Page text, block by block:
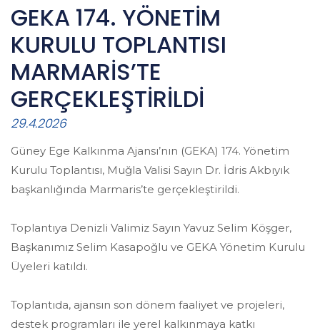
GEKA 174. YÖNETİM
KURULU TOPLANTISI
MARMARİS’TE
GERÇEKLEŞTİRİLDİ
29.4.2026
Güney Ege Kalkınma Ajansı’nın (GEKA) 174. Yönetim
Kurulu Toplantısı, Muğla Valisi Sayın Dr. İdris Akbıyık
başkanlığında Marmaris’te gerçekleştirildi.
Toplantıya Denizli Valimiz Sayın Yavuz Selim Köşger,
Başkanımız Selim Kasapoğlu ve GEKA Yönetim Kurulu
Üyeleri katıldı.
Toplantıda, ajansın son dönem faaliyet ve projeleri,
destek programları ile yerel kalkınmaya katkı